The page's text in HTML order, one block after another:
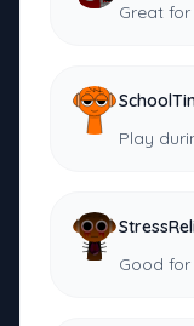
Great
Play
Good for